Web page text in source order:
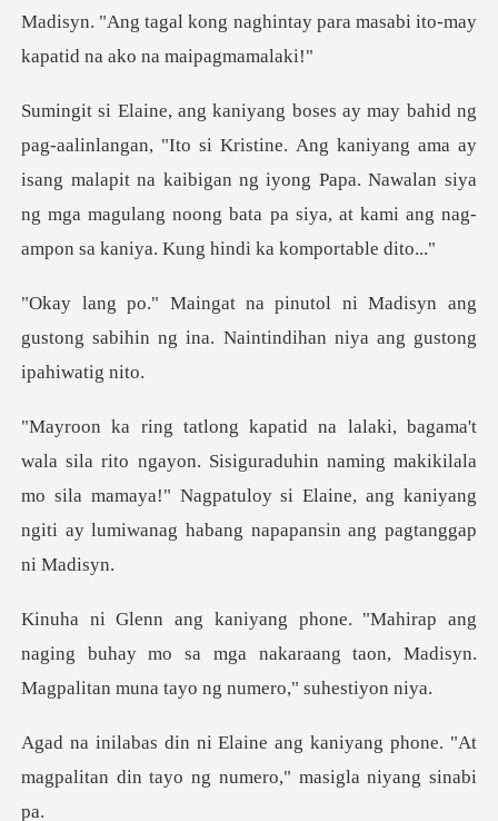
Madisyn. "Ang tagal kong naghintay para
Ang kaniyang ama ay
isang malapit na kaibigan ng iyong Papa. Nawalan siya
ng mga magulan
disyn ang
gustong sabihin ng ina. Nainti
. Sisiguraduhin naming makikilala
mo sila mamaya!" Nagpatuloy si Elaine, a
naging buhay mo sa mga nakaraang taon, Madisyn.
M
niyang phone. "At
magpalitan din tayo